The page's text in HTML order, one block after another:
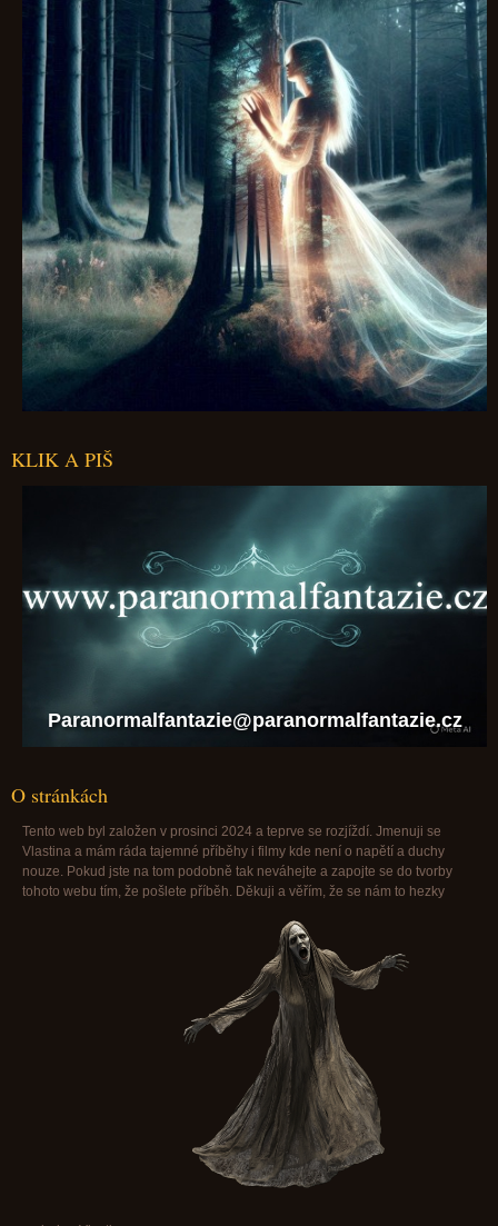
KLIK A PIŠ
Paranormalfantazie@paranormalfantazie.cz
O stránkách
Tento web byl založen v prosinci 2024 a teprve se rozjíždí. Jmenuji se
Vlastina a mám ráda tajemné příběhy i filmy kde není o napětí a duchy
nouze. Pokud jste na tom podobně tak neváhejte a zapojte se do tvorby
tohoto webu tím, že pošlete příběh. Děkuji a věřím, že se nám to hezky